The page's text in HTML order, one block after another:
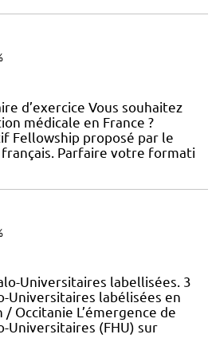
d’exercice Vous souhaitez
médicale en France ?
Fellowship proposé par le
Parfaire votre formati
Universitaires labellisées. 3
Universitaires labélisées en
Occitanie L’émergence de
Universitaires (FHU) sur